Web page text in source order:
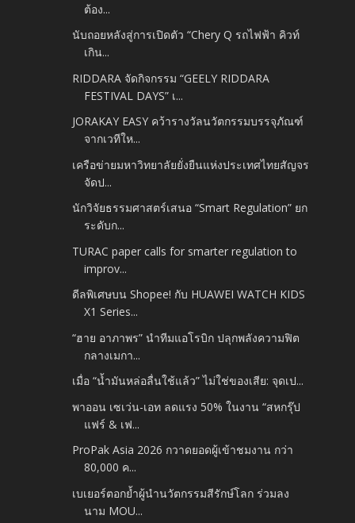
ต้อง...
นับถอยหลังสู่การเปิดตัว “Chery Q รถไฟฟ้า คิวท์
เกิน...
RIDDARA จัดกิจกรรม “GEELY RIDDARA
FESTIVAL DAYS” เ...
JORAKAY EASY คว้ารางวัลนวัตกรรมบรรจุภัณฑ์
จากเวทีให...
เครือข่ายมหาวิทยาลัยยั่งยืนแห่งประเทศไทยสัญจร
จัดป...
นักวิจัยธรรมศาสตร์เสนอ “Smart Regulation” ยก
ระดับก...
TURAC paper calls for smarter regulation to
improv...
ดีลพิเศษบน Shopee! กับ HUAWEI WATCH KIDS
X1 Series...
“ฮาย อาภาพร” นำทีมแอโรบิก ปลุกพลังความฟิต
กลางเมกา...
เมื่อ “น้ำมันหล่อลื่นใช้แล้ว” ไม่ใช่ของเสีย: จุดเป...
พาออน เซเว่น-เอท ลดแรง 50% ในงาน “สหกรุ๊ป
แฟร์ & เฟ...
ProPak Asia 2026 กวาดยอดผู้เข้าชมงาน กว่า
80,000 ค...
เบเยอร์ตอกย้ำผู้นำนวัตกรรมสีรักษ์โลก ร่วมลง
นาม MOU...